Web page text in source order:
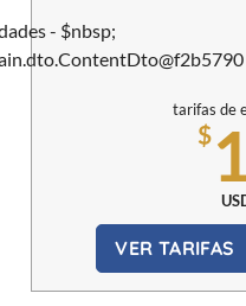
tarifas de
$
VER TARIFAS